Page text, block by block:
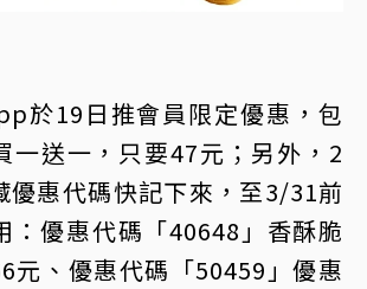
於19日推會員限定優惠，包
一送一，只要47元；另外，2
優惠代碼快記下來，至3/31前
：優惠代碼「40648」香酥脆
元、優惠代碼「50459」優惠